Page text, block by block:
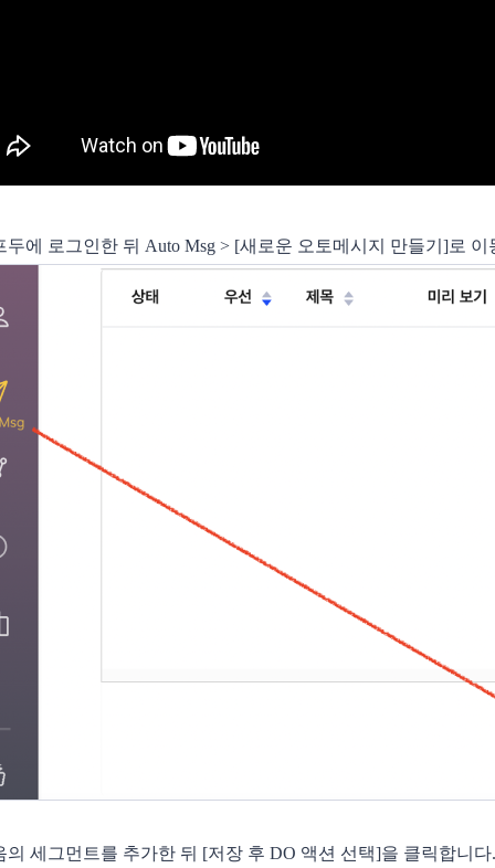
두에 로그인한 뒤 Auto Msg > [새로운 오토메시지 만들기]로
의 세그먼트를 추가한 뒤 [저장 후 DO 액션 선택]을 클릭합니